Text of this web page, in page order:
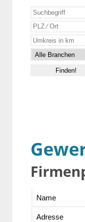
Name
Adresse